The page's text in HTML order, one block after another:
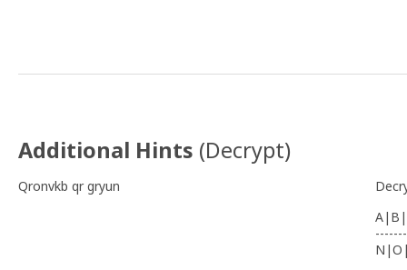
Additional Hints (Decrypt)
Qronvkb qr gryun